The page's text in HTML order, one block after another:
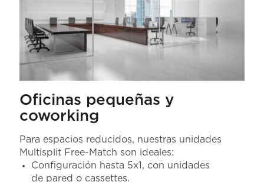
Oficinas pequeñas y
coworking
Para espacios reducidos, nuestras unidades
Multisplit Free-Match son ideales:
Configuración hasta 5x1, con unidades
de pared o cassettes.